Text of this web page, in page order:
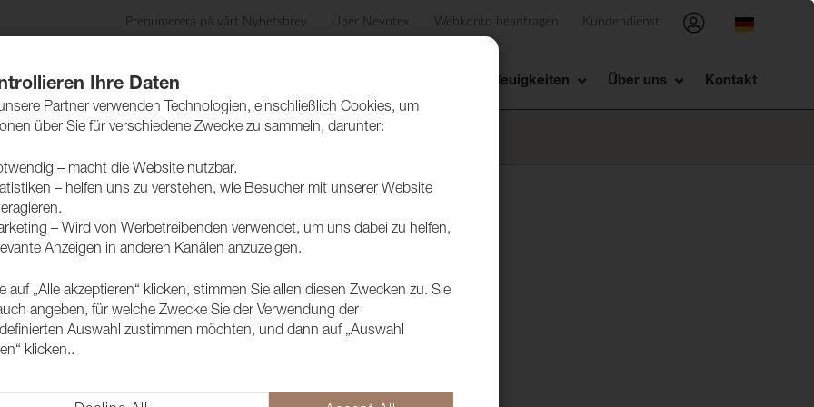
Prenumerera på vårt Nyhetsbrev Über Nevotex Webkonto beantragen Kundendienst
Pflegetipps Nachhaltigkeit Neuigkeiten Über uns Kontakt
Ihre Daten
Partner verwenden Technologien, einschließlich Cookies, um
über Sie für verschiedene Zwecke zu sammeln, darunter:
– macht die Website nutzbar.
– helfen uns zu verstehen, wie Besucher mit unserer Website
– Wird von Werbetreibenden verwendet, um uns dabei zu helfen,
Anzeigen in anderen Kanälen anzuzeigen.
auf „Alle akzeptieren“ klicken, stimmen Sie allen diesen Zwecken zu. Sie
angeben, für welche Zwecke Sie der Verwendung der
Auswahl zustimmen möchten, und dann auf „Auswahl
klicken..